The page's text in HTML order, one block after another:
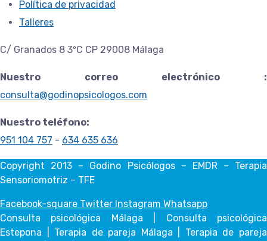
Política de privacidad
Talleres
C/ Granados 8 3ºC CP 29008 Málaga
Nuestro correo electrónico :
consulta@godinopsicologos.com
Nuestro teléfono:
951 104 757 - 634 635 636
Copyright 2013 – Godino Psicólogos – EMDR – Terapia
Sensoriomotriz – TFE
Facebook-square Twitter Instagram Whatsapp
Consulta psicológica Málaga | Consulta psicológica
Estepona | Terapia de pareja Málaga | Terapia de pareja